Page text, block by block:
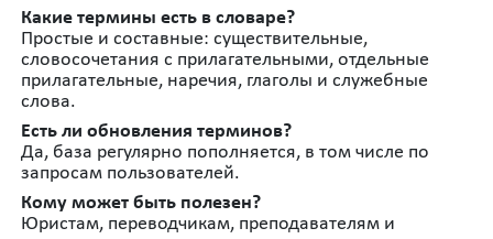
Какие термины есть в словаре?
Простые и составные: существительные,
словосочетания с прилагательными, отдельные
прилагательные, наречия, глаголы и служебные
слова.
Есть ли обновления терминов?
Да, база регулярно пополняется, в том числе по
запросам пользователей.
Кому может быть полезен?
Юристам, переводчикам, преподавателям и